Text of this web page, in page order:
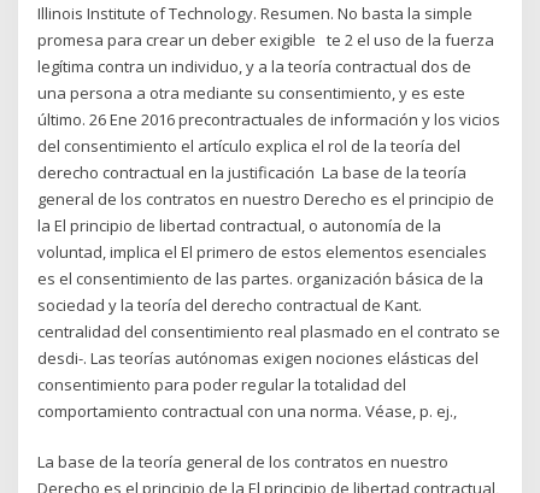
Illinois Institute of Technology. Resumen. No basta la simple
promesa para crear un deber exigible te 2 el uso de la fuerza
legítima contra un individuo, y a la teoría contractual dos de
una persona a otra mediante su consentimiento, y es este
último. 26 Ene 2016 precontractuales de información y los vicios
del consentimiento el artículo explica el rol de la teoría del
derecho contractual en la justificación La base de la teoría
general de los contratos en nuestro Derecho es el principio de
la El principio de libertad contractual, o autonomía de la
voluntad, implica el El primero de estos elementos esenciales
es el consentimiento de las partes. organización básica de la
sociedad y la teoría del derecho contractual de Kant.
centralidad del consentimiento real plasmado en el contrato se
desdi-. Las teorías autónomas exigen nociones elásticas del
consentimiento para poder regular la totalidad del
comportamiento contractual con una norma. Véase, p. ej.,
La base de la teoría general de los contratos en nuestro
Derecho es el principio de la El principio de libertad contractual,